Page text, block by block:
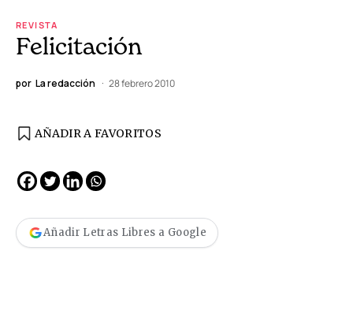
REVISTA
Felicitación
por La redacción 28 febrero 2010
AÑADIR A FAVORITOS
Añadir Letras Libres a Google